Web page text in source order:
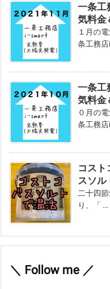
一条工
気料金
１月の
条工務店
一条工
気料金
０月の
条工務店
コスト
スソル
二十四
り、「 ...
＼ Follow me ／